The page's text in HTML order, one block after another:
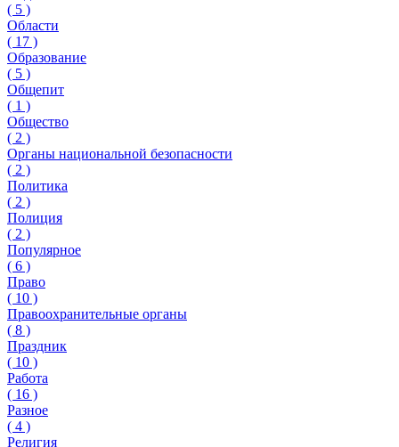
( 5 )
Области
( 17 )
Образование
( 5 )
Общепит
( 1 )
Общество
( 2 )
Органы национальной безопасности
( 2 )
Политика
( 2 )
Полиция
( 2 )
Популярное
( 6 )
Право
( 10 )
Правоохранительные органы
( 8 )
Праздник
( 10 )
Работа
( 16 )
Разное
( 4 )
Религия